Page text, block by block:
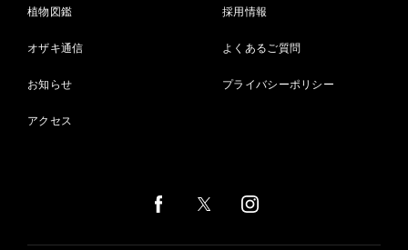
植物図鑑
オザキ通信
お知らせ
アクセス
採用情報
よくあるご質問
プライバシーポリシー